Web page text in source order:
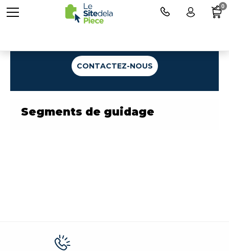
CONTACTEZ-NOUS
Segments de guidage
0